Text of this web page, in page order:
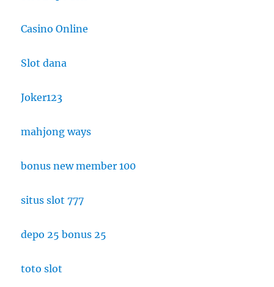
Casino Online
Slot dana
Joker123
mahjong ways
bonus new member 100
situs slot 777
depo 25 bonus 25
toto slot